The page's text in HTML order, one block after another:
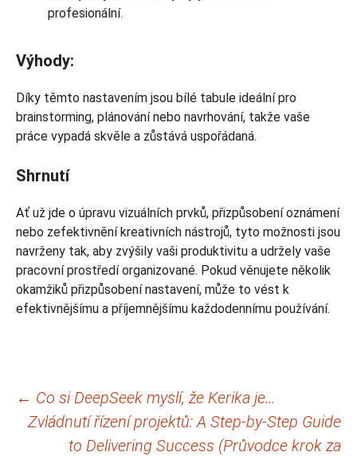
profesionální.
Výhody:
Díky těmto nastavením jsou bílé tabule ideální pro
brainstorming, plánování nebo navrhování, takže vaše
práce vypadá skvěle a zůstává uspořádaná.
Shrnutí
Ať už jde o úpravu vizuálních prvků, přizpůsobení oznámení
nebo zefektivnění kreativních nástrojů, tyto možnosti jsou
navrženy tak, aby zvýšily vaši produktivitu a udržely vaše
pracovní prostředí organizované. Pokud věnujete několik
okamžiků přizpůsobení nastavení, může to vést k
efektivnějšímu a příjemnějšímu každodennímu používání.
Navigace
pro
← Co si DeepSeek myslí, že Kerika je…
Zvládnutí řízení projektů: A Step-by-Step Guide
to Delivering Success (Průvodce krok za